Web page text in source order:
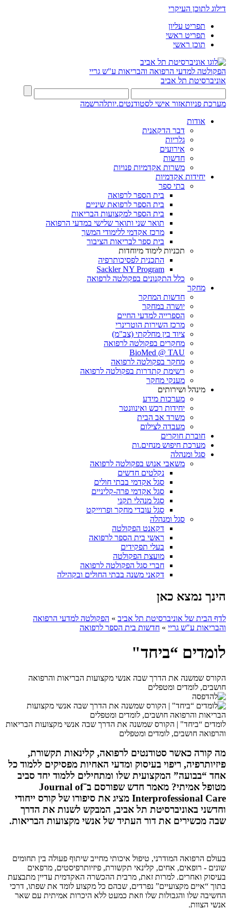
דילוג לתוכן העיקרי
תפריט עליון
תפריט ראשי
תוכן ראשי
הפקולטה למדעי הרפואה והבריאות ע"ש גריי
אוניברסיטת תל אביב
מערכת פניותאזור אישי לסטודנטים.יותלהרשמה
אודות
דבר הדקאנית
גלריות
אירועים
חדשות
משרות אקדמיות פנויות
יחידות אקדמיות
בתי ספר
בית הספר לרפואה
בית הספר לרפואת שיניים
בית הספר למקצועות הבריאות
תואר שני ותואר שלישי במדעי הרפואה
מרכז אקדמי ללימודי המשך
בית ספר לבריאות הציבור
תכניות לימוד מיוחדות
התכנית לפסיכותרפיה
Sackler NY Program
כלל התקנונים בפקולטה לרפואה
מחקר
חדשות המחקר
יושרה במחקר
הספרייה למדעי החיים
מרכז השירות הוטרינרי
ציוד בין מחלקתי (צב"מ)
מחקרים בפקולטה לרפואה
BioMed @ TAU
מחקר בפקולטה לרפואה
רשימת קתדרות בפקולטה לרפואה
מענקי מחקר
מינהל ושירותים
מערכות מידע
יחידות רכש ואינוונטר
משרד אב הבית
מעבדה לצילום
חוברת חוקרים
מערכת חיפוש מנחים.ות
סגל ומנהלה
משאבי אנוש בפקולטה לרפואה
נקלטים חדשים
סגל אקדמי בבתי חולים
סגל אקדמי פרה-קליניים
סגל מנהלי תקני
סגל עובדי מחקר ופרוייקט
סגל ומנהלה
דקאנט הפקולטה
ראשי בית הספר לרפואה
בעלי תפקידים
מועצת הפקולטה
חברי סגל הפקולטה לרפואה
דקאני משנה בבתי החולים ובקהילה
הינך נמצא כאן
לדף הבית של אוניברסיטת תל אביב » הפקולטה למדעי הרפואה
והבריאות ע"ש גריי » חדשות בית הספר לרפואה
לומדים “ביחד"
הקורס שמשנה את הדרך שבה אנשי מקצועות הבריאות והרפואה
חושבים, לומדים ומטפלים
לומדים “ביחד" | הקורס שמשנה את הדרך שבה אנשי מקצועות הבריאות
והרפואה חושבים, לומדים ומטפלים
מה קורה כאשר סטודנטים לרפואה, קלינאות תקשורת,
פיזיותרפיה, ריפוי בעיסוק ומדעי האחיות מפסיקים ללמוד כל
אחד “בבועה” המקצועית שלו ומתחילים ללמוד יחד סביב
מטופל אמיתי? מאמר חדש שפורסם ב־Journal of
Interprofessional Care מציג את סיפורו של קורס ייחודי
וחדשני באוניברסיטת תל אביב, המבקש לשנות את הדרך
שבה מכשירים את דור העתיד של אנשי מקצועות הבריאות.
בעולם הרפואה המודרני, טיפול איכותי מחייב שיתוף פעולה בין תחומים
שונים - רופאים, אחים, קלינאי תקשורת, פיזיותרפיסטים, מרפאים
בעיסוק ואחרים. למרות זאת, מרבית ההכשרה האקדמית עדיין מתבצעת
בתוך “איים מקצועיים” נפרדים, שבהם כל מקצוע לומד את שפתו, דרכי
החשיבה שלו והגבולות שלו וזאת כמעט ללא היכרות אמיתית עם שאר
אנשי הצוות.